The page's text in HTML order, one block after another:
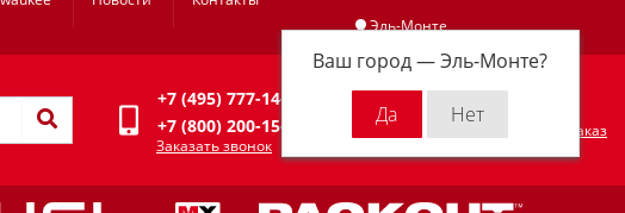
Эль-Монте
Ваш город —Эль-Монте?
Личный кабинет
+7 (495) 777-14-94
+7 (800) 200-15-94
Заказать звонок
Оформить заказ